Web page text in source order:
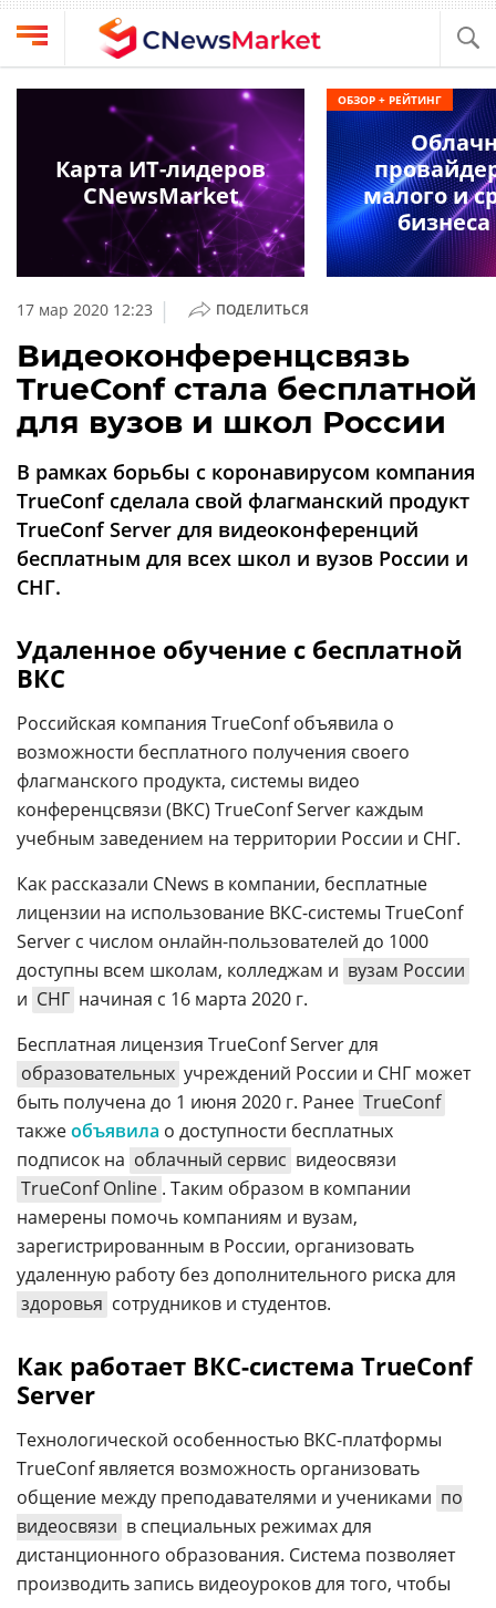
Выбрать
провайдера
Компании
обзоры
кабинет
проекте
Аналитика
Конференции
Техника
ТВ
издании
Реклама
Вакансии
Контакты
Дзен
VK
Rutube
CNews
Конференции
Техника
17 мар 2020 12:23 | ПОДЕЛИТЬСЯ
Видеоконференцсвязь
TrueConf стала бесплатной
для вузов и школ России
В рамках борьбы с коронавирусом компания
TrueConf сделала свой флагманский продукт
TrueConf Server для видеоконференций
бесплатным для всех школ и вузов России и
СНГ.
Удаленное обучение с бесплатной
ВКС
Российская компания TrueConf объявила о
возможности бесплатного получения своего
флагманского продукта, системы видео
конференцсвязи (ВКС) TrueConf Server каждым
учебным заведением на территории России и СНГ.
Как рассказали CNews в компании, бесплатные
лицензии на использование ВКС-системы TrueConf
Server с числом онлайн-пользователей до 1000
доступны всем школам, колледжам и вузам России
и СНГ начиная с 16 марта 2020 г.
Бесплатная лицензия TrueConf Server для
образовательных учреждений России и СНГ может
быть получена до 1 июня 2020 г. Ранее TrueConf
такжеобъявила о доступности бесплатных
подписок на облачный сервис видеосвязи
TrueConf Online . Таким образом в компании
намерены помочь компаниям и вузам,
зарегистрированным в России, организовать
удаленную работу без дополнительного риска для
здоровья сотрудников и студентов.
Как работает ВКС-система TrueConf
Server
Технологической особенностью ВКС-платформы
TrueConf является возможность организовать
общение между преподавателями и учениками по
видеосвязи в специальных режимах для
дистанционного образования. Система позволяет
производить запись видеоуроков для того, чтобы
Карта ИТ-лидеров
CNewsMarket
малого и
бизнеса
ОБЗОР + РЕЙТИНГ